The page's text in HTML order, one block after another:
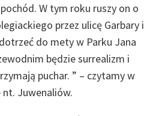
W tym roku ruszy on o
przez ulicę Garbary i
do mety w Parku Jana
będzie surrealizm i
puchar. ” – czytamy w
Juwenaliów.